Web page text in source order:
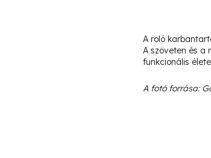
A roló
A szöveten és a
funkcionális
A fotó forrása: